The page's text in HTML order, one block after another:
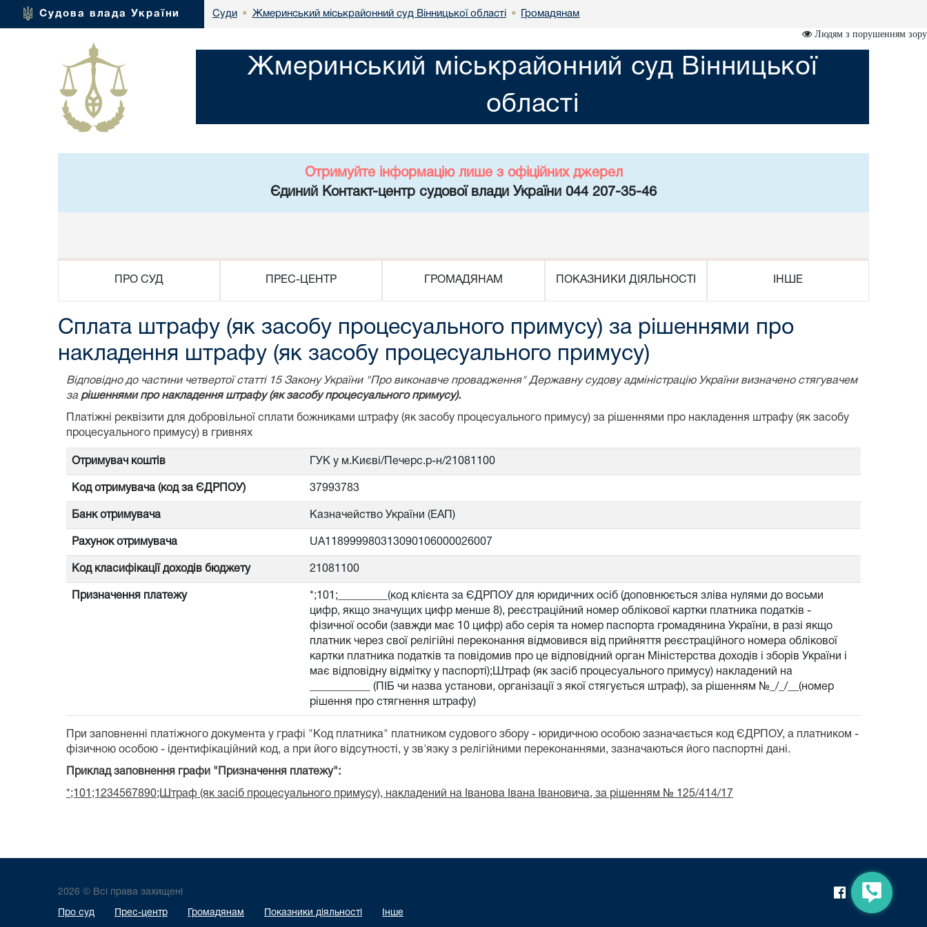
Судова влада України Суди • Жмеринський міськрайонний суд Вінницької області • Громадянам
Людям з порушенням зору
Жмеринський міськрайонний суд Вінницької
області
Отримуйте інформацію лише з офіційних джерел
Єдиний Контакт-центр судової влади України 044 207-35-46
ПРО СУД ПРЕС-ЦЕНТР ГРОМАДЯНАМ ПОКАЗНИКИ ДІЯЛЬНОСТІ ІНШЕ
Сплата штрафу (як засобу процесуального примусу) за рішеннями про
накладення штрафу (як засобу процесуального примусу)
Відповідно до частини четвертої статті 15 Закону України "Про виконавче провадження" Державну судову адміністрацію України визначено стягувачем
за рішеннями про накладення штрафу (як засобу процесуального примусу).
Платіжні реквізити для добровільної сплати божниками штрафу (як засобу процесуального примусу) за рішеннями про накладення штрафу (як засобу
процесуального примусу) в гривнях
Отримувач коштів ГУК у м.Києві/Печерс.р-н/21081100
Код отримувача (код за ЄДРПОУ) 37993783
Банк отримувача Казначейство України (ЕАП)
Рахунок отримувача UA118999980313090106000026007
Код класифікації доходів бюджету 21081100
Призначення платежу
*;101;_________(код клієнта за ЄДРПОУ для юридичних осіб (доповнюється зліва нулями до восьми
цифр, якщо значущих цифр менше 8), реєстраційний номер облікової картки платника податків -
фізичної особи (завжди має 10 цифр) або серія та номер паспорта громадянина України, в разі якщо
платник через свої релігійні переконання відмовився від прийняття реєстраційного номера облікової
картки платника податків та повідомив про це відповідний орган Міністерства доходів і зборів України і
має відповідну відмітку у паспорті);Штраф (як засіб процесуального примусу) накладений на
___________ (ПІБ чи назва установи, організації з якої стягується штраф), за рішенням №_/_/__(номер
рішення про стягнення штрафу)
При заповненні платіжного документа у графі "Код платника" платником судового збору - юридичною особою зазначається код ЄДРПОУ, а платником -
фізичною особою - ідентифікаційний код, а при його відсутності, у зв'язку з релігійними переконаннями, зазначаються його паспортні дані.
Приклад заповнення графи "Призначення платежу":
*;101;1234567890;Штраф (як засіб процесуального примусу), накладений на Іванова Івана Івановича, за рішенням № 125/414/17
2026 © Всі права захищені
Про суд Прес-центр Громадянам Показники діяльності Інше